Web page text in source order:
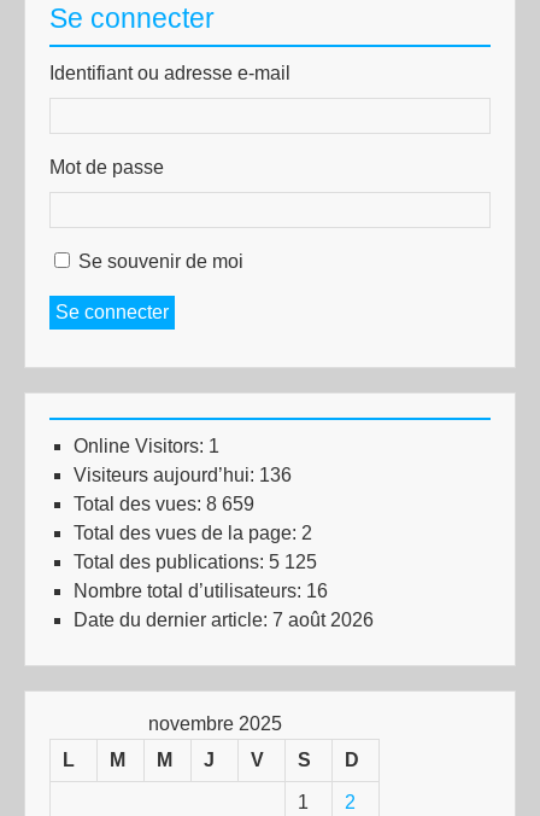
Se connecter
Identifiant ou adresse e-mail
Mot de passe
Se souvenir de moi
Se connecter
Online Visitors: 1
Visiteurs aujourd’hui: 136
Total des vues: 8 659
Total des vues de la page: 2
Total des publications: 5 125
Nombre total d’utilisateurs: 16
Date du dernier article: 7 août 2026
novembre 2025
L
M M J V S D
1 2